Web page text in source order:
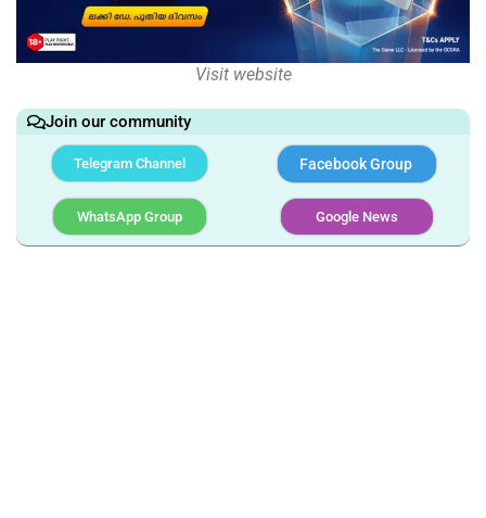
Visit website
Join our community
Telegram Channel Facebook Group
WhatsApp Group Google News